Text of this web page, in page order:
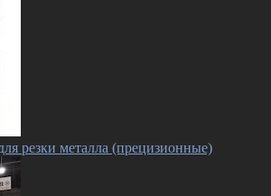
резки металла (прецизионные)